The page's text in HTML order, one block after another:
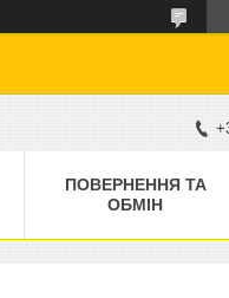
ПОВЕРНЕННЯ ТА
ОБМІН